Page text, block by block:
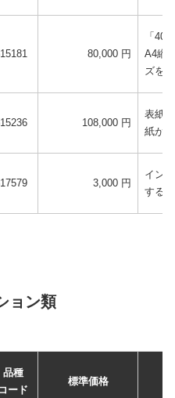
80,000 円
「
A4縦
ズを
108,000 円
表紙
紙が
3,000 円
イン
する
ョン類
品種
コード
標準価格